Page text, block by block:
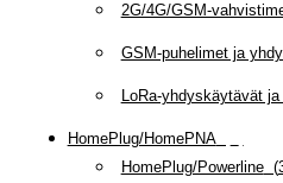
2G/4G/GSM-
GSM-puhelimet ja
LoRa-yhdyskäytävät
HomePlug/HomePNA(
HomePlug/Powerline(